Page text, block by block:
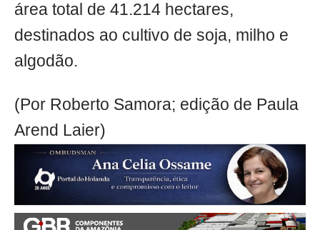
área total de 41.214 hectares,
destinados ao cultivo de soja, milho e
algodão.
(Por Roberto Samora; edição de Paula
Arend Laier)